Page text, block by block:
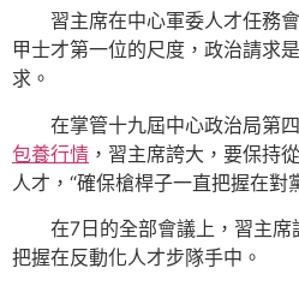
習主席在中心軍委人才任務
甲士才第一位的尺度，政治請求
求。
在掌管十九屆中心政治局第
包養行情 ，習主席誇大，要保持
人才，“確保槍桿子一直把握在對
在7日的全部會議上，習主
把握在反動化人才步隊手中。